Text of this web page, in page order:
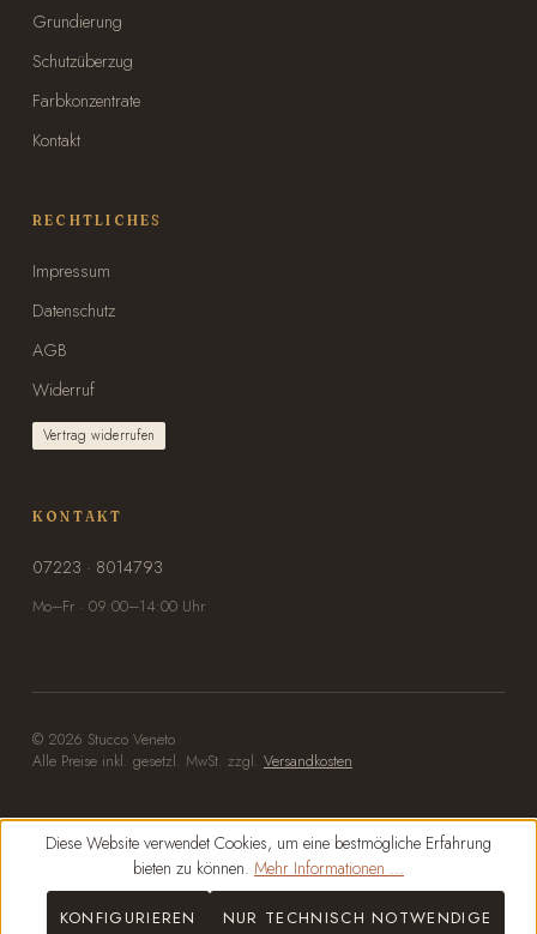
Grundierung
Schutzüberzug
Farbkonzentrate
Kontakt
RECHTLICHES
Impressum
Datenschutz
AGB
Widerruf
Vertrag widerrufen
KONTAKT
07223 · 8014793
Mo–Fr · 09:00–14:00 Uhr
© 2026 Stucco Veneto
Alle Preise inkl. gesetzl. MwSt. zzgl. Versandkosten
Diese Website verwendet Cookies, um eine bestmögliche Erfahrung
bieten zu können. Mehr Informationen ...
NUR TECHNISCH NOTWENDIGE
KONFIGURIEREN